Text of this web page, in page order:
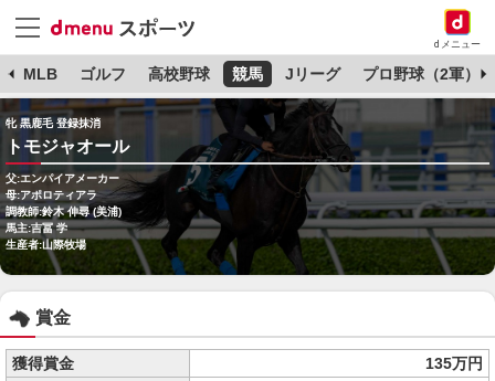
dメニュー
MLB ゴルフ 高校野球 競馬 Jリーグ プロ野球（2軍）
牝 黒鹿毛 登録抹消
トモジャオール
父:エンパイアメーカー
母:アポロティアラ
調教師:鈴木 伸尋 (美浦)
馬主:吉冨 学
生産者:山際牧場
賞金
獲得賞金
135万円